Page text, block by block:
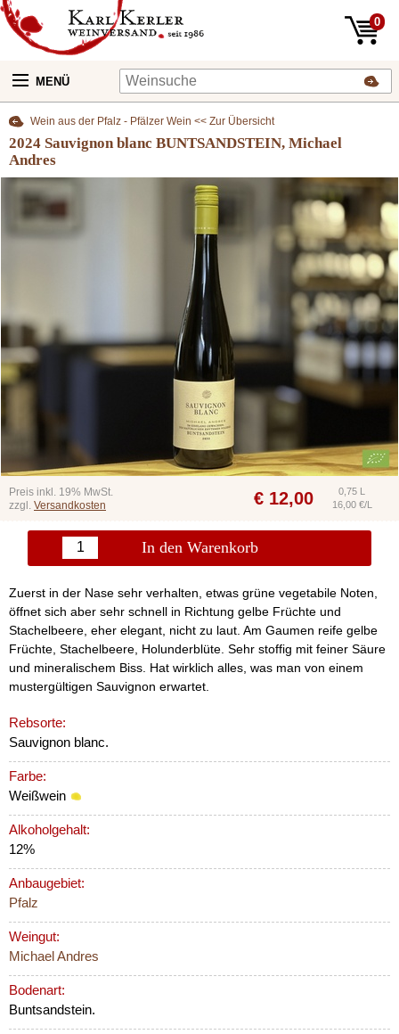
0
MENÜ
Wein aus der Pfalz - Pfälzer Wein << Zur Übersicht
2024 Sauvignon blanc BUNTSANDSTEIN, Michael
Andres
Preis inkl. 19% MwSt.
zzgl. Versandkosten € 12,00
0,75 L
16,00 €/L
In den Warenkorb
Zuerst in der Nase sehr verhalten, etwas grüne vegetabile Noten,
öffnet sich aber sehr schnell in Richtung gelbe Früchte und
Stachelbeere, eher elegant, nicht zu laut. Am Gaumen reife gelbe
Früchte, Stachelbeere, Holunderblüte. Sehr stoffig mit feiner Säure
und mineralischem Biss. Hat wirklich alles, was man von einem
mustergültigen Sauvignon erwartet.
Rebsorte:
Sauvignon blanc.
Farbe:
Weißwein
Alkoholgehalt:
12%
Anbaugebiet:
Pfalz
Weingut:
Michael Andres
Bodenart:
Buntsandstein.